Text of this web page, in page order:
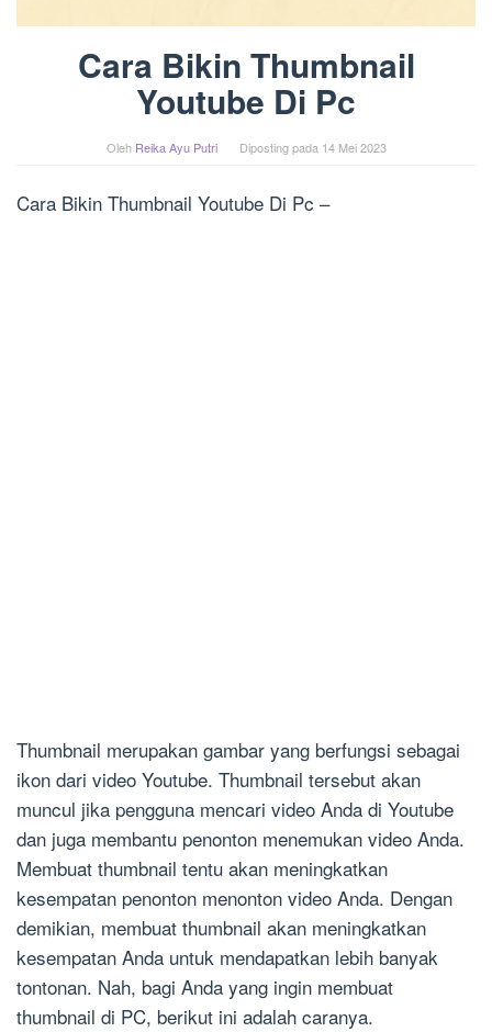
Cara Bikin Thumbnail
Youtube Di Pc
Oleh Reika Ayu Putri Diposting pada 14 Mei 2023
Cara Bikin Thumbnail Youtube Di Pc –
Thumbnail merupakan gambar yang berfungsi sebagai
ikon dari video Youtube. Thumbnail tersebut akan
muncul jika pengguna mencari video Anda di Youtube
dan juga membantu penonton menemukan video Anda.
Membuat thumbnail tentu akan meningkatkan
kesempatan penonton menonton video Anda. Dengan
demikian, membuat thumbnail akan meningkatkan
kesempatan Anda untuk mendapatkan lebih banyak
tontonan. Nah, bagi Anda yang ingin membuat
thumbnail di PC, berikut ini adalah caranya.